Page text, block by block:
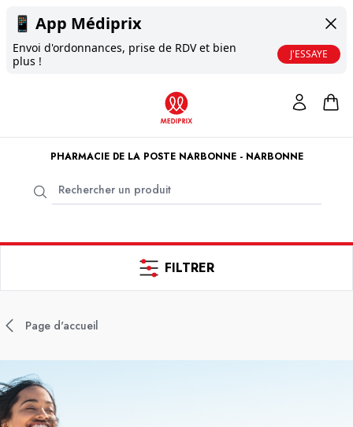
📱 App Médiprix
Envoi d'ordonnances, prise de RDV et bien
plus !
J'ESSAYE
PHARMACIE DE LA POSTE NARBONNE - NARBONNE
FILTRER
Page d'accueil